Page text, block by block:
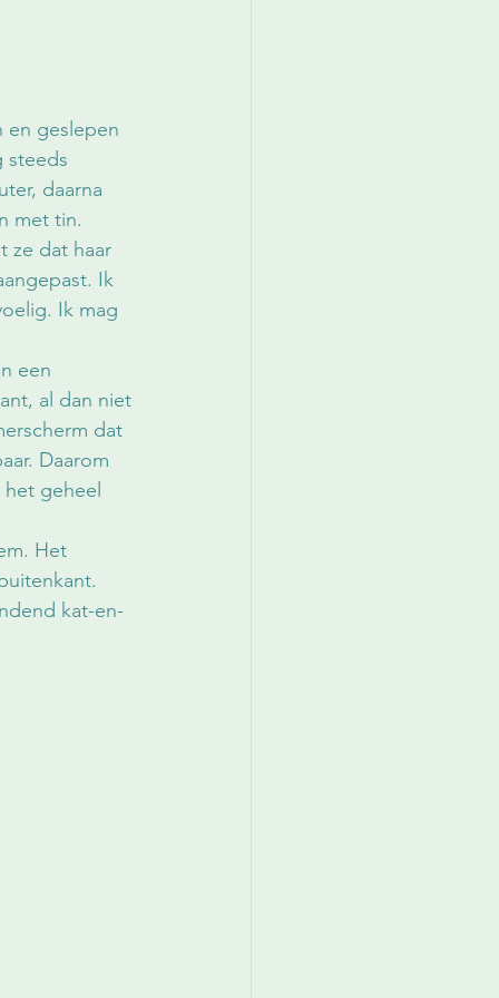
en geslepen
steeds
daarna
met tin.
ze dat haar
Ik
Ik mag
een
al dan niet
dat
Daarom
geheel
Het
kat-en-